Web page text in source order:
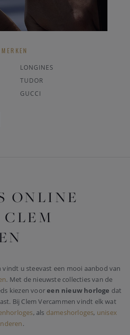
LONGINES
TUDOR
GUCCI
ONLINE
vindt u steevast een mooi aanbod van
. Met de nieuwste collecties van de
kiezen vooreen nieuw horloge dat
Bij Clem Vercammen vindt elk wat
, als dameshorloges, unisex
.